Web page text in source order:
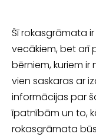
Šī rokasgrāmata
vecākiem, bet arī
bērniem, kuriem ir
vien sa­skaras ar
informācijas par
īpatnībām un to,
rokasgrāmata